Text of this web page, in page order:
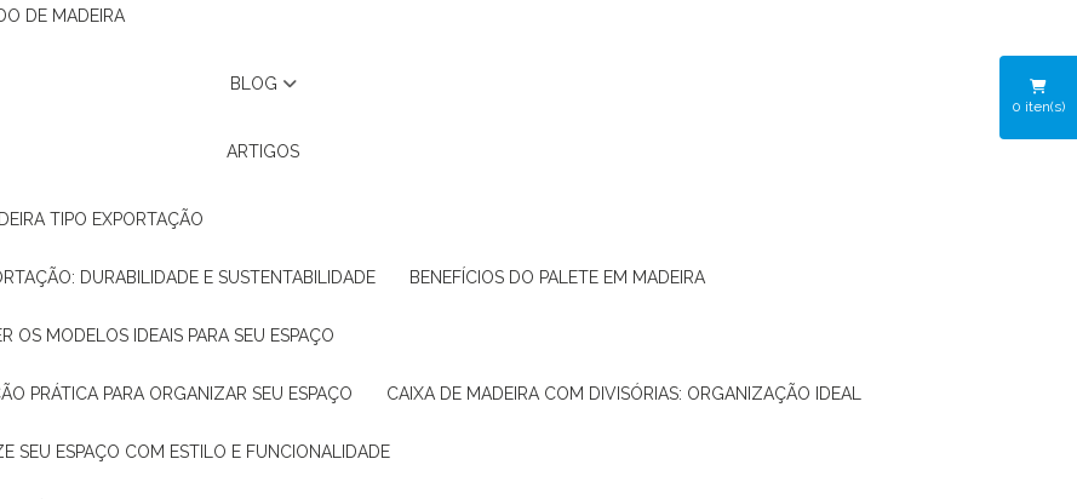
DE MADEIRA
BLOG
ARTIGOS
TIPO EXPORTAÇÃO
DURABILIDADE E SUSTENTABILIDADE BENEFÍCIOS DO PALETE EM MADEIRA
OS MODELOS IDEAIS PARA SEU ESPAÇO
PRÁTICA PARA ORGANIZAR SEU ESPAÇO CAIXA DE MADEIRA COM DIVISÓRIAS: ORGANIZAÇÃO IDEAL
SEU ESPAÇO COM ESTILO E FUNCIONALIDADE
0 iten(s)